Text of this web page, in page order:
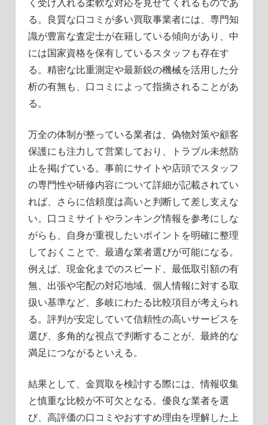
く受け入れる柔軟な対応を見せてくれるものであ
る。良質な口コミが多い買取事業者には、専門知
識が豊富な査定士が在籍している傾向があり、中
には国家資格を保有しているスタッフも存在す
る。精密な比重測定や最新鋭の機械を活用した分
析の有無も、口コミによって指摘されることがあ
る。
万全の体制が整っている業者は、偽物対策や顧客
保護にも注力して営業しており、トラブル未然防
止を掲げている。事前にサイトや店頭でスタッフ
の専門性や研修内容について詳細が記載されてい
れば、さらに信頼度は高いと判断して差し支えな
い。口コミサイトやランキング情報を参考にしな
がらも、自身が重視したいポイントを明確に整理
しておくことで、最適な業者選びが可能になる。
例えば、現金化までのスピード、最低取引額の有
無、出張や宅配の対応地域、個人情報に対する取
扱い基準など、多岐にわたる比較項目が考えられ
る。評判が安定していて信頼性の高いサービスを
選び、多角的な視点で判断することが、最終的な
満足につながるといえる。
結果として、金買取を検討する際には、情報収集
と慎重な比較が不可欠となる。優良な業者を選
び、高評価の口コミやおすすめ理由を理解した上